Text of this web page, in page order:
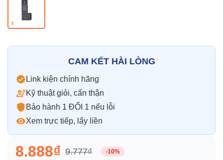
CAM KẾT HÀI LÒNG
Link kiện chính hãng
Kỹ thuật giỏi, cẩn thận
Bảo hành 1 ĐỔI 1 nếu lỗi
Xem trực tiếp, lấy liền
8.888₫ 9.777₫ -10%